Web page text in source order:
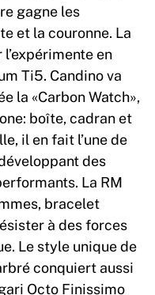
gagne les
et la couronne. La
en
Ti5. Candino va
la «Carbon Watch»,
boîte, cadran et
il en fait l’une de
des
La RM
bracelet
à des forces
Le style unique de
conquiert aussi
Octo Finissimo